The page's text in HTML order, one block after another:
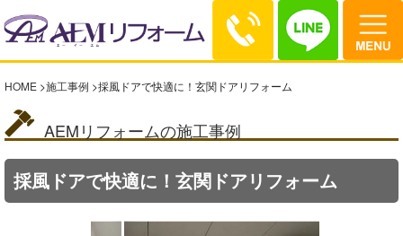
HOME >施工事例 >採風ドアで快適に！玄関ドアリフォーム
AEMリフォームの施工事例
採風ドアで快適に！玄関ドアリフォーム